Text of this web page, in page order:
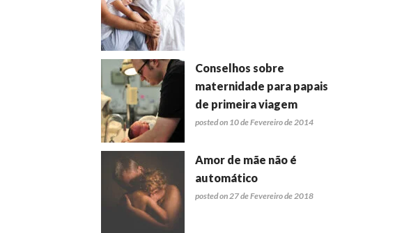
Conselhos sobre
maternidade para papais
de primeira viagem
posted on 10 de Fevereiro de 2014
Amor de mãe não é
automático
posted on 27 de Fevereiro de 2018